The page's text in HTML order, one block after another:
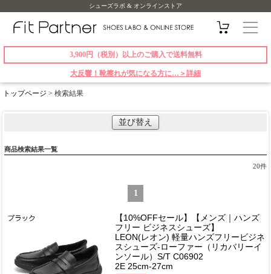
シューズラボ & オンラインストア
3,900円（税別）以上のご購入で送料無料
大反響！靴擦れが気になる方に…＞詳細
トップページ > 検索結果
並び替え
商品検索結果一覧
20件
1
【10%OFFセール】【メンズ｜ハンズ
フリー ビジネスシューズ】
LEON(レオン) 軽量ハンズフリービジネ
スシューズ-ローファー（リカバリーイ
ンソール）S/T C06902
2E 25cm-27cm